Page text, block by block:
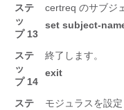
ステ
ッ
プ 13
certreq のサブジ
set subject-
ステ
ッ
プ 14
終了します。
exit
ステ
モジュラスを設定